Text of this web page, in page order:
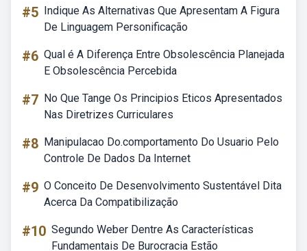
#5 Indique As Alternativas Que Apresentam A Figura
De Linguagem Personificação
#6 Qual é A Diferença Entre Obsolescência Planejada
E Obsolescência Percebida
#7 No Que Tange Os Principios Eticos Apresentados
Nas Diretrizes Curriculares
#8 Manipulacao Do.comportamento Do Usuario Pelo
Controle De Dados Da Internet
#9 O Conceito De Desenvolvimento Sustentável Dita
Acerca Da Compatibilização
#10 Segundo Weber Dentre As Características
Fundamentais De Burocracia Estão